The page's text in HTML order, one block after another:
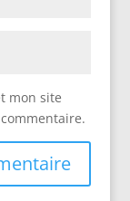
mon site